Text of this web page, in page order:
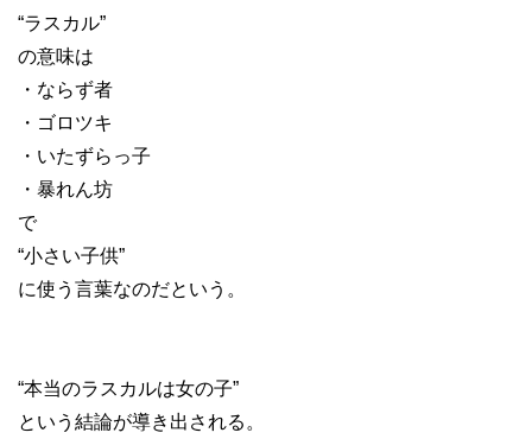
“ラスカル”
の意味は
・ならず者
・ゴロツキ
・いたずらっ子
・暴れん坊
で
“小さい子供”
に使う言葉なのだという。
“本当のラスカルは女の子”
という結論が導き出される。